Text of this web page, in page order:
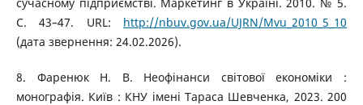
С. 43–47. URL: http://nbuv.gov.ua/UJRN/Mvu_2010_5_10
(дата звернення: 24.02.2026).
8. Фаренюк Н. В. Неофінанси світової економіки :
монографія. Київ : КНУ імені Тараса Шевченка, 2023. 200